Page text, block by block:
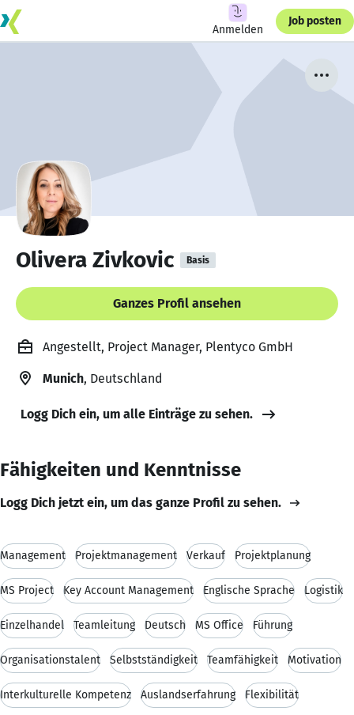
Anmelden
Job posten
Olivera Zivkovic Basis
Ganzes Profil ansehen
Angestellt, Project Manager, Plentyco GmbH
Munich, Deutschland
Logg Dich ein, um alle Einträge zu sehen.
Fähigkeiten und Kenntnisse
Logg Dich jetzt ein, um das ganze Profil zu sehen.
Management Projektmanagement Verkauf Projektplanung
MS Project Key Account Management Englische Sprache Logistik
Einzelhandel Teamleitung Deutsch MS Office Führung
Organisationstalent Selbstständigkeit Teamfähigkeit Motivation
Interkulturelle Kompetenz Auslandserfahrung Flexibilität